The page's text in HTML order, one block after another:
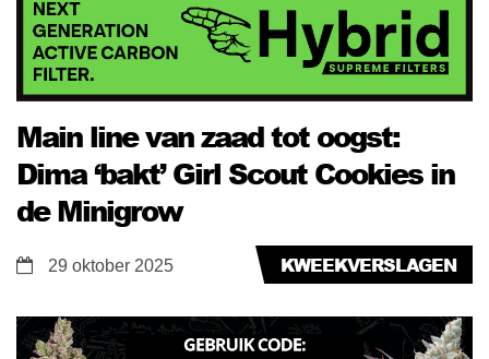
Main line van zaad tot oogst:
Dima ‘bakt’ Girl Scout Cookies in
de Minigrow
KWEEKVERSLAGEN
29 oktober 2025